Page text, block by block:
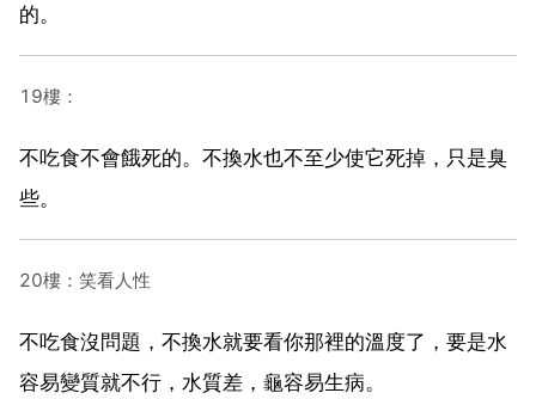
的。
19樓：
不吃食不會餓死的。不換水也不至少使它死掉，只是臭
些。
20樓：笑看人性
不吃食沒問題，不換水就要看你那裡的溫度了，要是水
容易變質就不行，水質差，龜容易生病。